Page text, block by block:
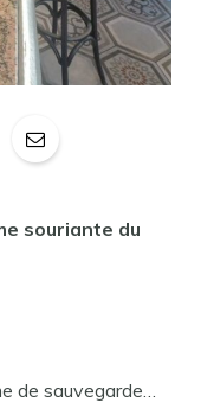
souriante du
de sauvegarde…